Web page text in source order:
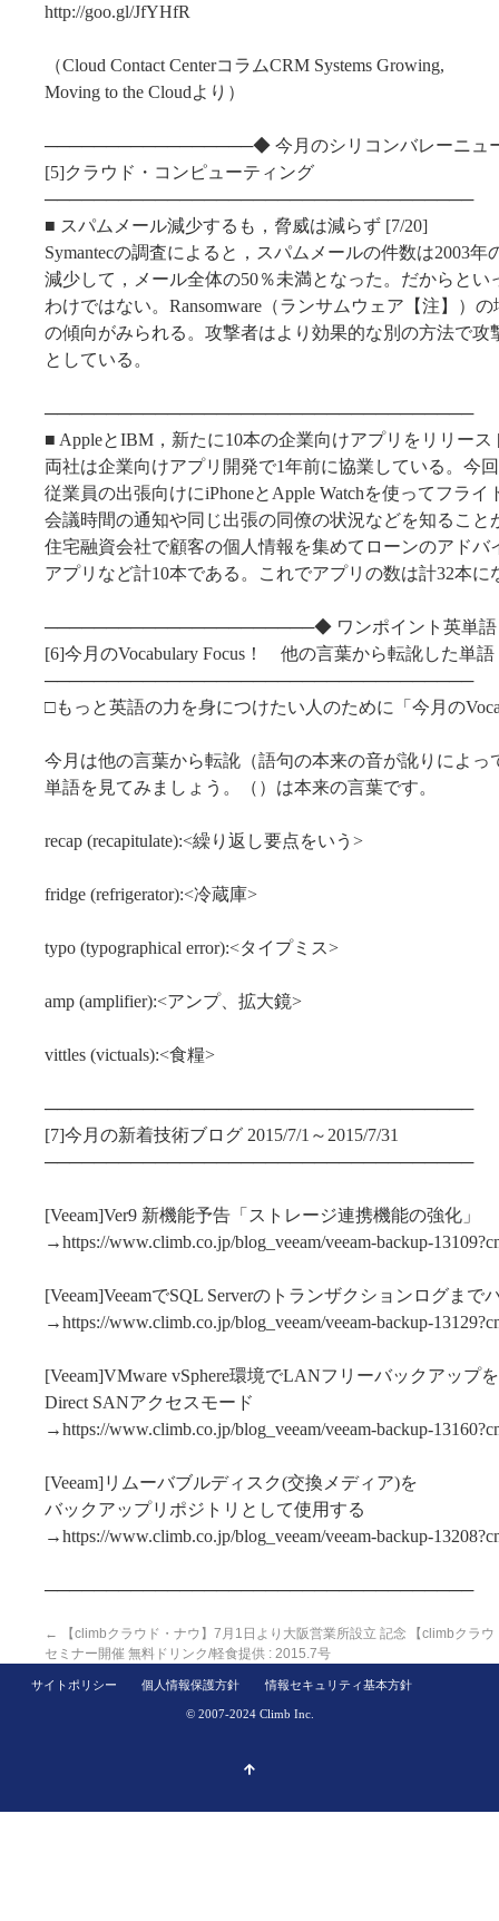
http://goo.gl/JfYHfR
（Cloud Contact CenterコラムCRM Systems Growing,
Moving to the Cloudより）
─────────────────◆ 今月のシリコンバレーニュ
[5]クラウド・コンピューティング
───────────────────────────────────
■ スパムメール減少するも，脅威は減らず [7/20]
Symantecの調査によると，スパムメールの件数は2003年
減少して，メール全体の50％未満となった。だからとい
わけではない。Ransomware（ランサムウェア【注】）
の傾向がみられる。攻撃者はより効果的な別の方法で攻
としている。
───────────────────────────────────
■ AppleとIBM，新たに10本の企業向けアプリをリリース
両社は企業向けアプリ開発で1年前に協業している。今
従業員の出張向けにiPhoneとApple Watchを使ってフライ
会議時間の通知や同じ出張の同僚の状況などを知ること
住宅融資会社で顧客の個人情報を集めてローンのアドバ
アプリなど計10本である。これでアプリの数は計32本に
──────────────────────◆ ワンポイント英単
[6]今月のVocabulary Focus！ 他の言葉から転訛した単語
───────────────────────────────────
□もっと英語の力を身につけたい人のために「今月の
今月は他の言葉から転訛（語句の本来の音が訛りによっ
単語を見てみましょう。（）は本来の言葉です。
recap (recapitulate):<繰り返し要点をいう>
fridge (refrigerator):<冷蔵庫>
typo (typographical error):<タイプミス>
amp (amplifier):<アンプ、拡大鏡>
vittles (victuals):<食糧>
───────────────────────────────────
[7]今月の新着技術ブログ 2015/7/1～2015/7/31
───────────────────────────────────
[Veeam]Ver9 新機能予告「ストレージ連携機能の強化」
→https://www.climb.co.jp/blog_veeam/veeam-backup-
[Veeam]VeeamでSQL Serverのトランザクションログまで
→https://www.climb.co.jp/blog_veeam/veeam-backup-
[Veeam]VMware vSphere環境でLANフリーバックアップを
Direct SANアクセスモード
→https://www.climb.co.jp/blog_veeam/veeam-backup-
[Veeam]リムーバブルディスク(交換メディア)を
バックアップリポジトリとして使用する
→https://www.climb.co.jp/blog_veeam/veeam-backup-
───────────────────────────────────
←
【climbクラウド・ナウ】7月1日より大阪営業所設立 記念
セミナー開催 無料ドリンク/軽食提供 : 2015.7号
【climbクラ
サイトポリシー 個人情報保護方針 情報セキュリティ基本方針
© 2007-2024 Climb Inc.